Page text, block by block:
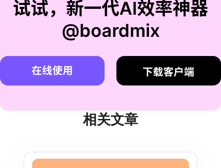
试试，新一代AI效率神器
@boardmix
在线使用 下载客户端
相关文章